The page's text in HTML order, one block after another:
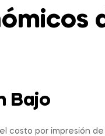
Bajo
costo por impresión de